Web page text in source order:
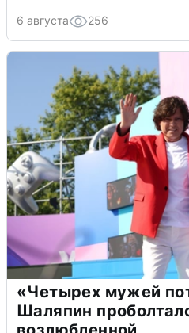
6 августа 256
«Четырех мужей
Шаляпин